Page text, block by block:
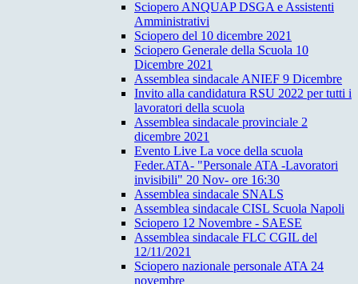
Sciopero ANQUAP DSGA e Assistenti
Amministrativi
Sciopero del 10 dicembre 2021
Sciopero Generale della Scuola 10
Dicembre 2021
Assemblea sindacale ANIEF 9 Dicembre
Invito alla candidatura RSU 2022 per tutti i
lavoratori della scuola
Assemblea sindacale provinciale 2
dicembre 2021
Evento Live La voce della scuola
Feder.ATA- "Personale ATA -Lavoratori
invisibili" 20 Nov- ore 16:30
Assemblea sindacale SNALS
Assemblea sindacale CISL Scuola Napoli
Sciopero 12 Novembre - SAESE
Assemblea sindacale FLC CGIL del
12/11/2021
Sciopero nazionale personale ATA 24
novembre